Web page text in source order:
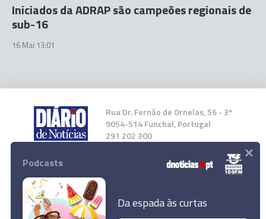
Iniciados da ADRAP são campeões regionais de
sub-16
16 Mai 13:01
Rua Dr. Fernão de Ornelas, 56 - 3º
9054-514 Funchal, Portugal
291 202 300
Instale a nossa App
Podcasts
Da espada às curtas
×